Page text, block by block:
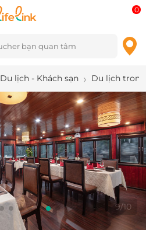
0
Du lịch - Khách sạn Du lịch
9/10